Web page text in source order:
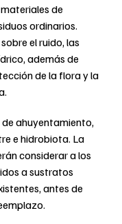
de
ordinarios.
el ruido, las
además de
de la flora y la
ahuyentamiento,
e hidrobiota. La
considerar a los
a sustratos
antes de